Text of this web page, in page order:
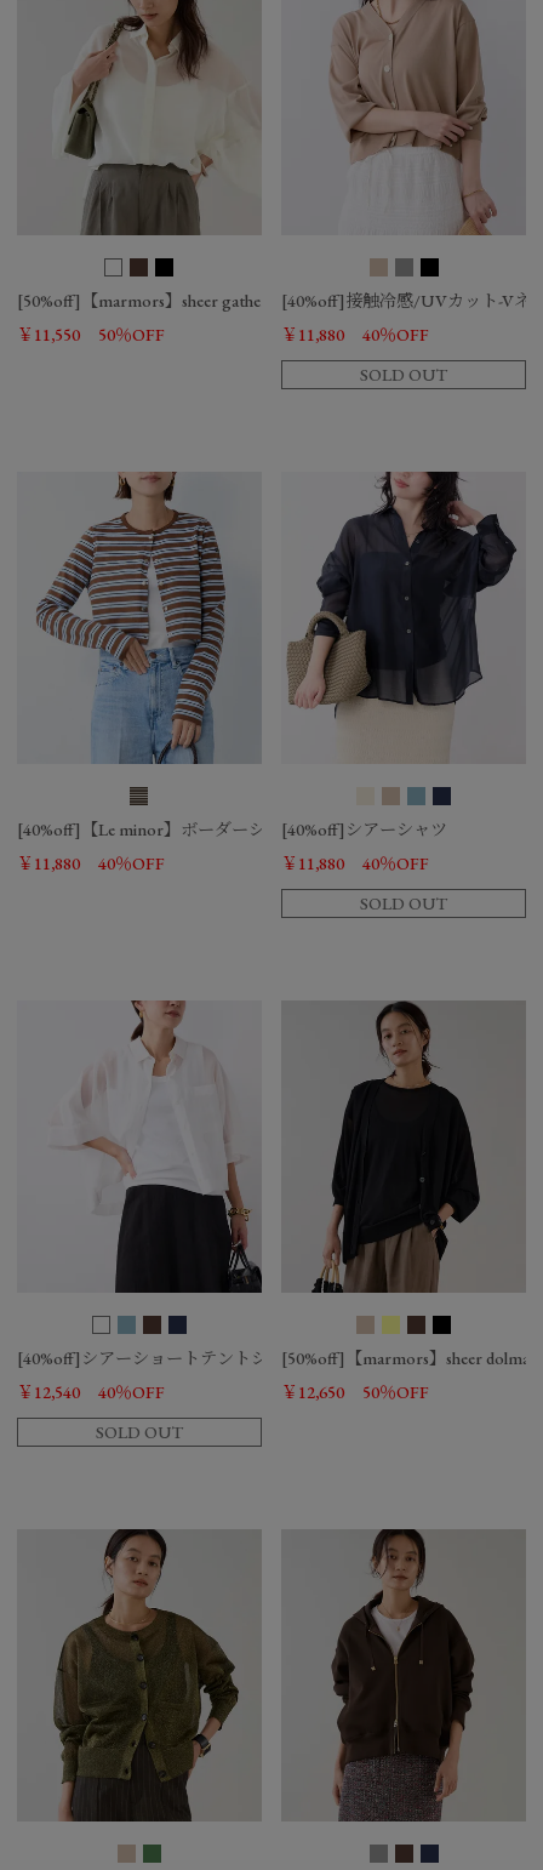
[50%off]【marmors】sheer gather blouse-cool touch
￥11,550
50％OFF
[40%off]接触冷感/UVカット-Vネ
￥11,880
40％OFF
SOLD OUT
[40%off]【Le minor】ボーダーショートカーディガン-SHORT
￥11,880
40％OFF
[40%off]シアーシャツ
￥11,880
40％OFF
SOLD OUT
[40%off]シアーショートテントシャツ
￥12,540
40％OFF
SOLD OUT
[50%off]【marmors】sheer
￥12,650
50％OFF